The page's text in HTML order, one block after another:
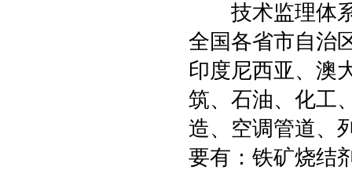
技术监理体系
全国各省市自治
印度尼西亚、澳
筑、石油、化工
造、空调管道、
要有：铁矿烧结